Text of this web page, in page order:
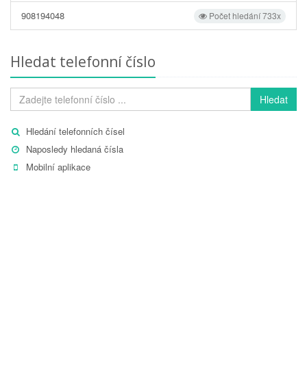
Počet hledání 733x
908194048
Hledat telefonní číslo
Hledat
Hledání telefonních čísel
Naposledy hledaná čísla
Mobilní aplikace